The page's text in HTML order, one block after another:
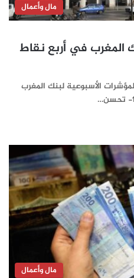
مال وأعمال
المغرب في أربع نقاط
الأسبوعية لبنك المغرب
مال وأعمال